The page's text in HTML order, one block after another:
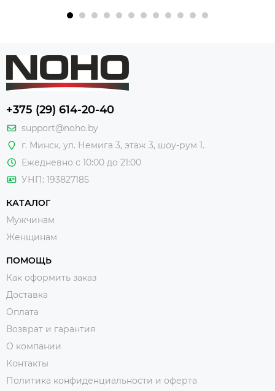
+375 (29) 614-20-40
support@noho.by
г. Минск, ул. Немига 3, этаж 3, шоу-рум 1.
Ежедневно с 10:00 до 21:00
УНП: 193827185
КАТАЛОГ
Мужчинам
Женщинам
ПОМОЩЬ
Как оформить заказ
Доставка
Оплата
Возврат и гарантия
О компании
Контакты
Политика конфиденциальности и оферта